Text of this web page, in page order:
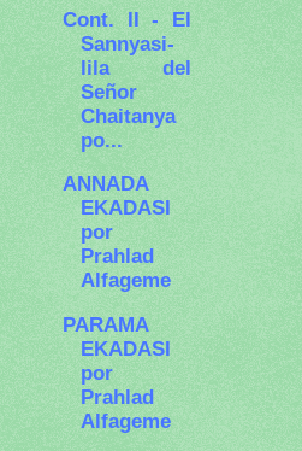
Cont. II - El
Sannyasi-
lila del
Señor
Chaitanya
po...
ANNADA
EKADASI
por
Prahlad
Alfageme
PARAMA
EKADASI
por
Prahlad
Alfageme